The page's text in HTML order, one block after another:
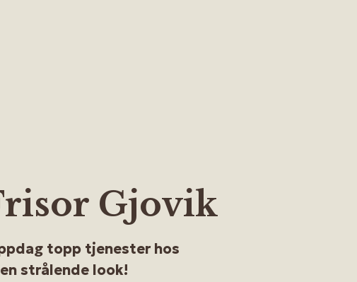
Gjovik
topp tjenester hos
strålende look!